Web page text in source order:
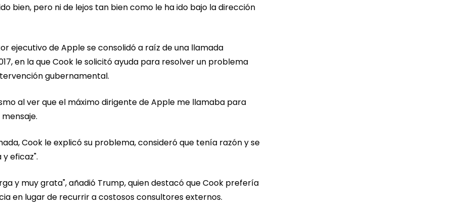
bien, pero ni de lejos tan bien como le ha ido bajo la dirección
ejecutivo de Apple se consolidó a raíz de una llamada
en la que Cook le solicitó ayuda para resolver un problema
gubernamental.
al ver que el máximo dirigente de Apple me llamaba para
Cook le explicó su problema, consideró que tenía razón y se
eficaz".
y muy grata", añadió Trump, quien destacó que Cook prefería
en lugar de recurrir a costosos consultores externos.